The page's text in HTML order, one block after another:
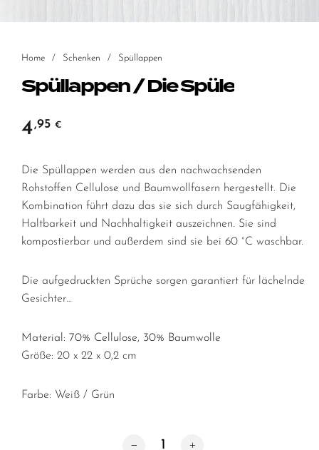
Home / Schenken / Spüllappen
Spüllappen / Die Spüle
4,95 €
Die Spüllappen werden aus den nachwachsenden
Rohstoffen Cellulose und Baumwollfasern hergestellt. Die
Kombination führt dazu das sie sich durch Saugfähigkeit,
Haltbarkeit und Nachhaltigkeit auszeichnen. Sie sind
kompostierbar und außerdem sind sie bei 60 °C waschbar.
Die aufgedruckten Sprüche sorgen garantiert für lächelnde
Gesichter…
Material: 70% Cellulose, 30% Baumwolle
Größe: 20 x 22 x 0,2 cm
Farbe: Weiß / Grün
Spüllappen / Die Spüle Menge